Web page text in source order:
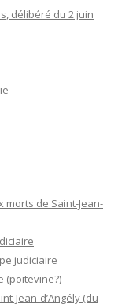
délibéré du 2 juin
morts de Saint-Jean-
judiciaire
(poitevine?)
Jean-d’Angély (du